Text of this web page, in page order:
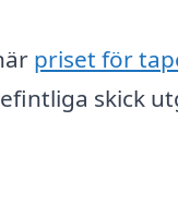
priset för
skick